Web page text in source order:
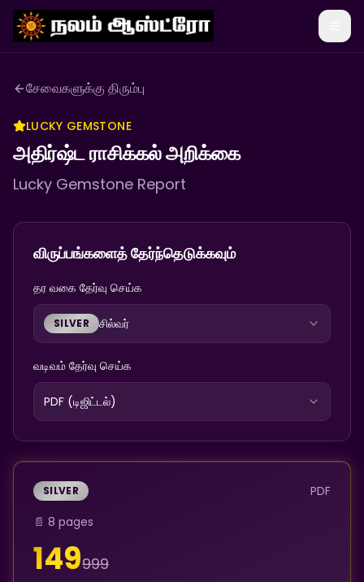
சேவைகளுக்கு திரும்பு
LUCKY GEMSTONE
அதிர்ஷ்ட ராசிக்கல் அறிக்கை
Lucky Gemstone Report
விருப்பங்களைத் தேர்ந்தெடுக்கவும்
தர வகை தேர்வு செய்க
SILVER சில்வர்
வடிவம் தேர்வு செய்க
PDF (டிஜிட்டல்)
SILVER
PDF
📄 8 pages
149999